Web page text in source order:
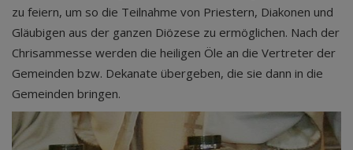
zu feiern, um so die Teilnahme von Priestern, Diakonen und
Gläubigen aus der ganzen Diözese zu ermöglichen. Nach der
Chrisammesse werden die heiligen Öle an die Vertreter der
Gemeinden bzw. Dekanate übergeben, die sie dann in die
Gemeinden bringen.